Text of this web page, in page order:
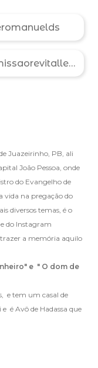
https://youtube.com/@missaorevitalle8809
Juazeirinho, PB, ali
João Pessoa, onde
do Evangelho de
vida na pregação do
diversos temas, é o
do Instagram
a memória aquilo
e " O dom de
e tem um casal de
é Avô de Hadassa que